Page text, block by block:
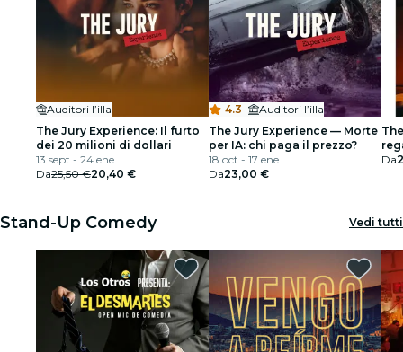
Auditori l’illa
The Jury Experience: Il furto
dei 20 milioni di dollari
13 sept - 24 ene
Da25,50 €20,40 €
4.3 ·
Auditori l’illa
The Jury Experience — Morte
per IA: chi paga il prezzo?
18 oct - 17 ene
Da23,00 €
Da
Stand-Up Comedy Vedi tutti